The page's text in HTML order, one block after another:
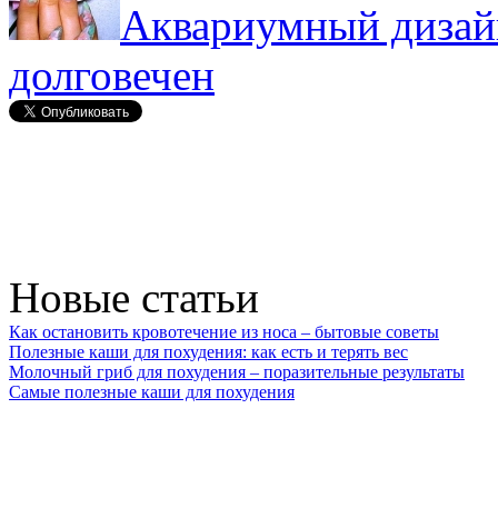
Аквариумный
долговечен
Новые статьи
Как остановить кровотечение из носа – бытовые советы
Полезные каши для похудения: как есть и терять вес
Молочный гриб для похудения – поразительные результаты
Самые полезные каши для похудения